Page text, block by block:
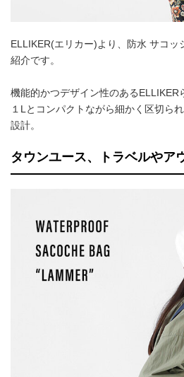
ELLIKER(エリカー)より、防水 サコッ
紹介です。
機能的かつデザイン性のあるELLIKER
１Lとコンパクトながら細かく区切ら
設計。
タウンユース、トラベルやア